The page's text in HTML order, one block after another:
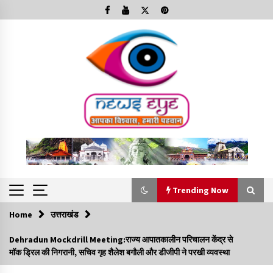
to
Trending Now
Trending Now
Minorities Rights Day : विश्व अल्पसंख्यक अधिकार दिवस
कार्यक्रम में शामिल हुए सीएम,आधुनिक मदरसों का नाम अब्दुल कलाम के नाम
Home उत्तराखंड
Dehradun Mockdrill Meeting:राज्य आपातकालीन परिचालन केंद्र से
मॉक ड्रिल की निगरानी, सचिव गृह शैलेश बगौली और डीजीपी ने परखी व्यवस्था